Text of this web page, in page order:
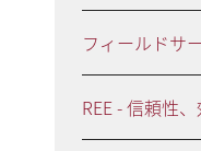
フィールドサ
REE - 信頼性